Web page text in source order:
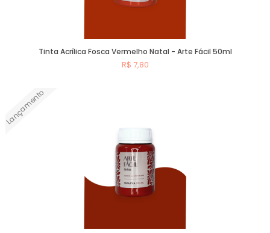
Tinta Acrílica Fosca Vermelho Natal - Arte Fácil 50ml
R$ 7,80
Lançamento